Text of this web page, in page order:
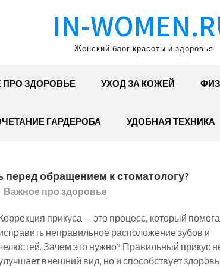
IN-
Женский блог красоты и здоровья
ЗДОРОВЬЕ УХОД ЗА КОЖЕЙ
ГАРДЕРОБА УДОБНАЯ ТЕХНИКА
перед обращением к стоматологу?
Важное про здоровье
прикуса — это процесс, который
неправильное расположение зубов и
Зачем это нужно? Правильный прикус
внешний вид, но и способствует